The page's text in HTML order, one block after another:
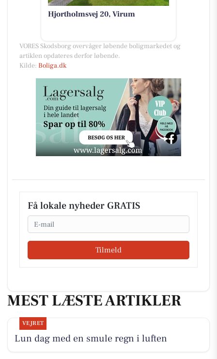
Hjortholmsvej 20, Virum
VORES Skodsborg overvåger løbende boligmarkedet og
artiklen opdateres derfor løbende.
Kilde: Boliga.dk
Få lokale nyheder GRATIS
Email
Tilmeld
MEST LÆSTE ARTIKLER
VEJRET
Lun dag med en smule regn i luften